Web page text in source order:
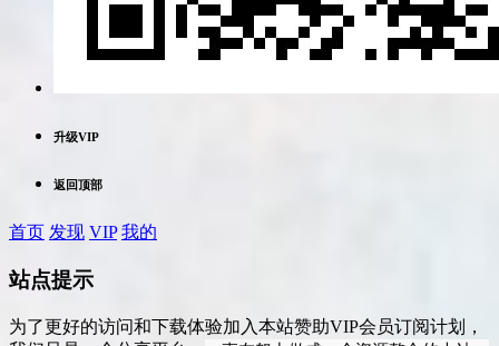
升级VIP
返回顶部
首页 发现 VIP 我的
站点提示
为了更好的访问和下载体验加入本站赞助VIP会员订阅计划，